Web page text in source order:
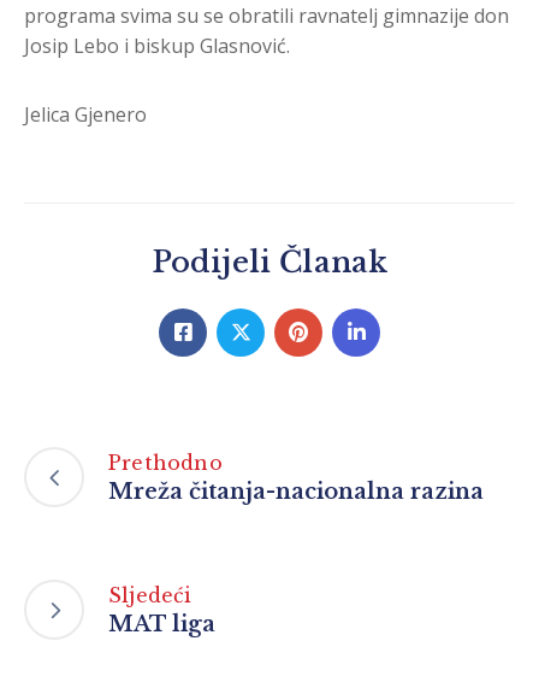
programa svima su se obratili ravnatelj gimnazije don
Josip Lebo i biskup Glasnović.
Jelica Gjenero
Podijeli Članak
Prethodno
Mreža čitanja-nacionalna razina
Sljedeći
MAT liga